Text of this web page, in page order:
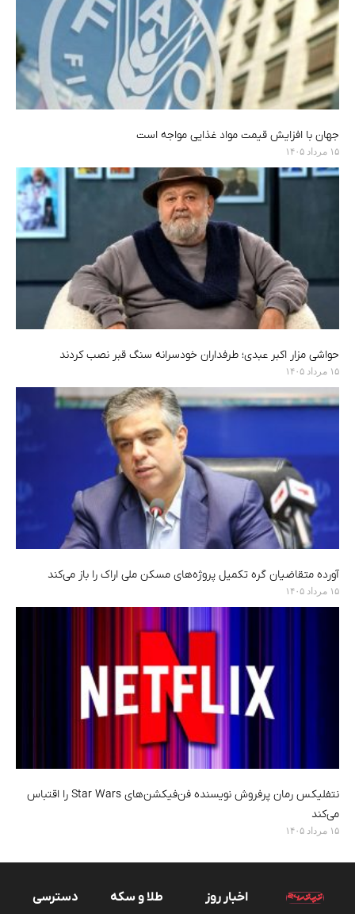
جهان با افزایش قیمت مواد غذایی مواجه است
۱۵ مرداد ۱۴۰۵
حواشی مزار اکبر عبدی؛ طرفداران خودسرانه سنگ قبر نصب کردند
۱۵ مرداد ۱۴۰۵
آورده متقاضیان گره تکمیل پروژه‌های مسکن ملی اراک را باز می‌کند
۱۵ مرداد ۱۴۰۵
نتفلیکس رمان پرفروش نویسنده‌ فن‌فیکشن‌های Star Wars را اقتباس
می‌کند
۱۵ مرداد ۱۴۰۵
اخبار روز طلا و سکه
دسترسی